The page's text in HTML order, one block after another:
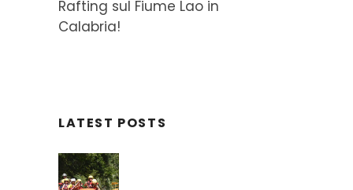
Rafting sul Fiume Lao in
Calabria!
LATEST POSTS